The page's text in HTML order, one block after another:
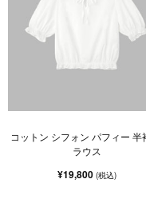
コットン シフォン パフィー 半
ラウス
¥19,800 (税込)